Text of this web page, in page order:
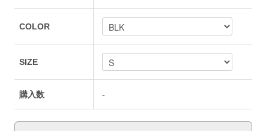
COLOR
SIZE
購入数 -